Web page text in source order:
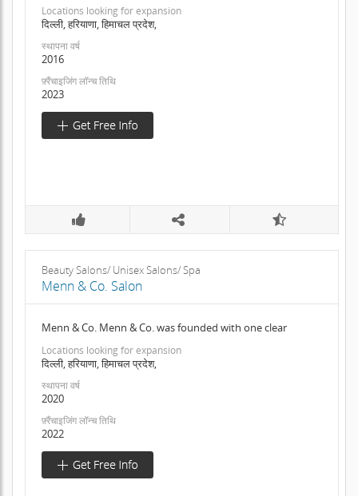
Locations looking for expansion
दिल्ली, हरियाणा, हिमाचल प्रदेश,
स्थापना वर्ष
2016
फ़्रैंचाइजिंग लॉन्च तिथि
2023
Beauty Salons/ Unisex Salons/ Spa
Menn & Co. Salon
Menn & Co. Menn & Co. was founded with one clear
Locations looking for expansion
दिल्ली, हरियाणा, हिमाचल प्रदेश,
स्थापना वर्ष
2020
फ़्रैंचाइजिंग लॉन्च तिथि
2022